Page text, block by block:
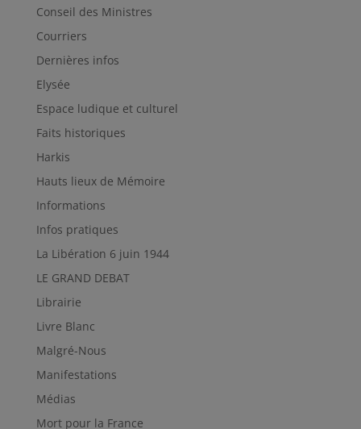
Conseil des Ministres
Courriers
Dernières infos
Elysée
Espace ludique et culturel
Faits historiques
Harkis
Hauts lieux de Mémoire
Informations
Infos pratiques
La Libération 6 juin 1944
LE GRAND DEBAT
Librairie
Livre Blanc
Malgré-Nous
Manifestations
Médias
Mort pour la France